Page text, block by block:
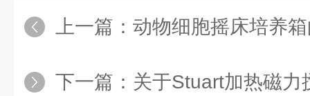
上一篇： 动物细胞摇床培养
下一篇： 关于Stuart加热磁力搅拌